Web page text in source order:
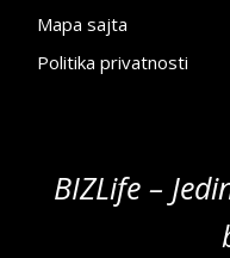
Mapa sajta
Politika privatnosti
BIZLife –